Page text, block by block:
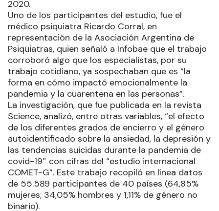
2020.
Uno de los participantes del estudio, fue el
médico psiquiatra Ricardo Corral, en
representación de la Asociación Argentina de
Psiquiatras, quien señaló a Infobae que el trabajo
corroboró algo que los especialistas, por su
trabajo cotidiano, ya sospechaban que es “la
forma en cómo impactó emocionalmente la
pandemia y la cuarentena en las personas”.
La investigación, que fue publicada en la revista
Science, analizó, entre otras variables, “el efecto
de los diferentes grados de encierro y el género
autoidentificado sobre la ansiedad, la depresión y
las tendencias suicidas durante la pandemia de
covid-19″ con cifras del “estudio internacional
COMET-G”. Este trabajo recopiló en línea datos
de 55.589 participantes de 40 países (64,85%
mujeres; 34,05% hombres y 1,11% de género no
binario).